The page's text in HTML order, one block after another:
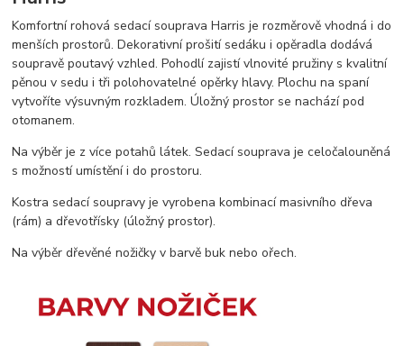
Komfortní rohová sedací souprava Harris je rozměrově vhodná i do
menších prostorů. Dekorativní prošití sedáku i opěradla dodává
soupravě poutavý vzhled. Pohodlí zajistí vlnovité pružiny s kvalitní
pěnou v sedu i tři polohovatelné opěrky hlavy. Plochu na spaní
vytvoříte výsuvným rozkladem. Úložný prostor se nachází pod
otomanem.
Na výběr je z více potahů látek. Sedací souprava je celočalouněná
s možností umístění i do prostoru.
Kostra sedací soupravy je vyrobena kombinací masivního dřeva
(rám) a dřevotřísky (úložný prostor).
Na výběr dřevěné nožičky v barvě buk nebo ořech.